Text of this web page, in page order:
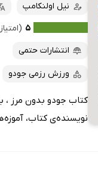
نیل اولنکامپ
۵ (امتیاز ۲ نفر)
انتشارات حتمی
ورزش رزمی جودو
کتاب جودو بدون مرز ،
نویسنده‌ی کتاب،